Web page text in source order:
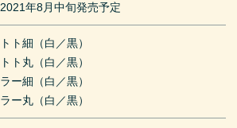
2021年8月中旬発売予定
トト細（白／黒）
トト丸（白／黒）
ラー細（白／黒）
ラー丸（白／黒）